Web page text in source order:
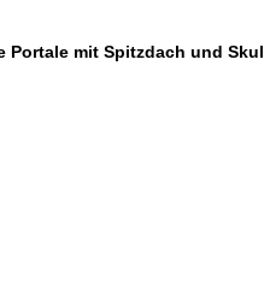
Portale mit Spitzdach und